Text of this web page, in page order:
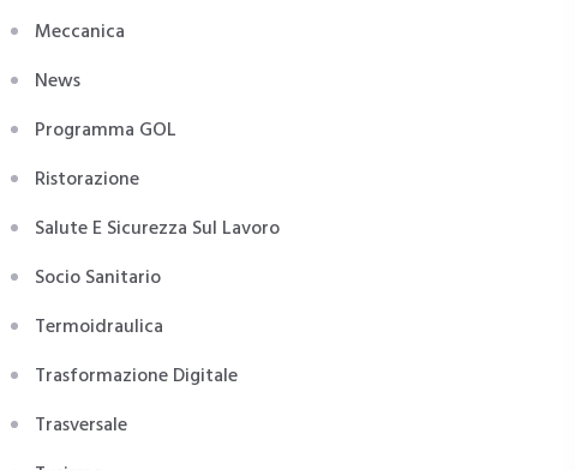
Meccanica
News
Programma GOL
Ristorazione
Salute E Sicurezza Sul Lavoro
Socio Sanitario
Termoidraulica
Trasformazione Digitale
Trasversale